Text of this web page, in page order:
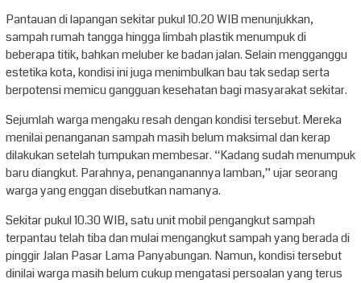
Pantauan di lapangan sekitar pukul 10.20 WIB menunjukkan,
sampah rumah tangga hingga limbah plastik menumpuk di
beberapa titik, bahkan meluber ke badan jalan. Selain mengganggu
estetika kota, kondisi ini juga menimbulkan bau tak sedap serta
berpotensi memicu gangguan kesehatan bagi masyarakat sekitar.
Sejumlah warga mengaku resah dengan kondisi tersebut. Mereka
menilai penanganan sampah masih belum maksimal dan kerap
dilakukan setelah tumpukan membesar. “Kadang sudah menumpuk
baru diangkut. Parahnya, penanganannya lamban,” ujar seorang
warga yang enggan disebutkan namanya.
Sekitar pukul 10.30 WIB, satu unit mobil pengangkut sampah
terpantau telah tiba dan mulai mengangkut sampah yang berada di
pinggir Jalan Pasar Lama Panyabungan. Namun, kondisi tersebut
dinilai warga masih belum cukup mengatasi persoalan yang terus